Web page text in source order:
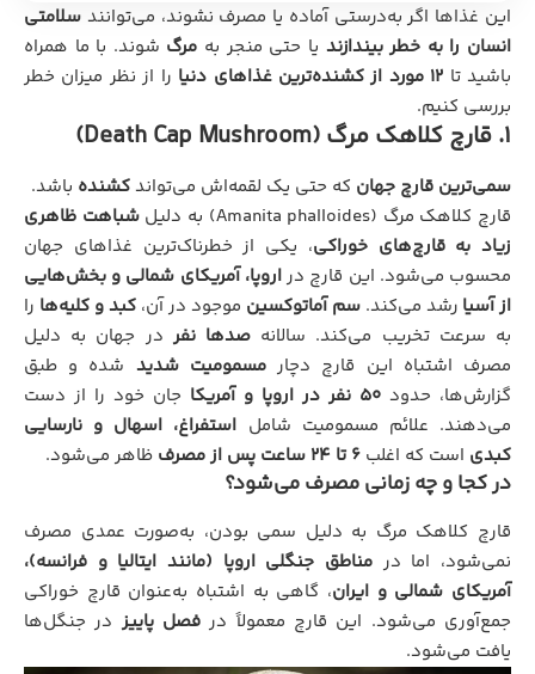
این غذاها اگر به‌درستی آماده یا مصرف نشوند، می‌توانند سلامتی
انسان را به خطر بیندازند یا حتی منجر به مرگ شوند. با ما همراه
باشید تا 12 مورد از کشنده‌ترین غذاهای دنیا
را از نظر میزان خطر
بررسی کنیم.
1. قارچ کلاهک مرگ (Death Cap Mushroom)
سمی‌ترین قارچ جهان که حتی یک لقمه‌اش می‌تواندکشنده باشد.
قارچ کلاهک مرگ (Amanita phalloides) به دلیل
شباهت ظاهری
زیاد به قارچ‌های خوراکی، یکی از خطرناک‌ترین غذاهای جهان
محسوب می‌شود. این قارچ دراروپا، آمریکای شمالی و بخش‌هایی
از آسیا رشد می‌کند. سم آماتوکسین موجود در آن، کبد و کلیه‌ها را
به سرعت تخریب می‌کند. سالانه صدها نفر در جهان به دلیل
مصرف اشتباه این قارچ دچارمسمومیت شدید شده و طبق
گزارش‌ها، حدود 50 نفر در اروپا و آمریکا
جان خود را از دست
می‌دهند. علائم مسمومیت شامل استفراغ، اسهال و نارسایی
کبدی است که اغلب 6 تا 24 ساعت پس از مصرف ظاهر می‌شود.
در کجا و چه زمانی مصرف می‌شود؟
قارچ کلاهک مرگ به دلیل سمی بودن، به‌صورت عمدی مصرف
نمی‌شود، اما در مناطق جنگلی اروپا (مانند ایتالیا و فرانسه)،
آمریکای شمالی و ایران، گاهی به اشتباه به‌عنوان قارچ خوراکی
جمع‌آوری می‌شود. این قارچ معمولاً در فصل پاییز در جنگل‌ها
یافت می‌شود.